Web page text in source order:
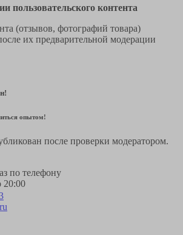
пользовательского контента
(отзывов, фотографий товара)
их предварительной модерации
опытом!
после проверки модератором.
по телефону
20:00